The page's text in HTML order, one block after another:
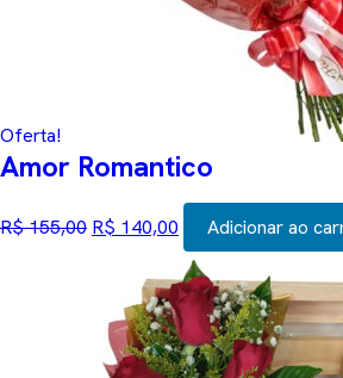
Oferta!
Amor Romantico
R$155,00 preço
R$ 155,00.
R$ 140,00 preço
atual
é:
R$ 140,00.
Adicionar ao